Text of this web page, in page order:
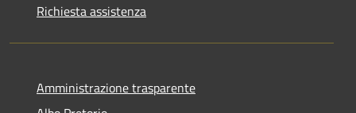
Richiesta assistenza
Amministrazione trasparente